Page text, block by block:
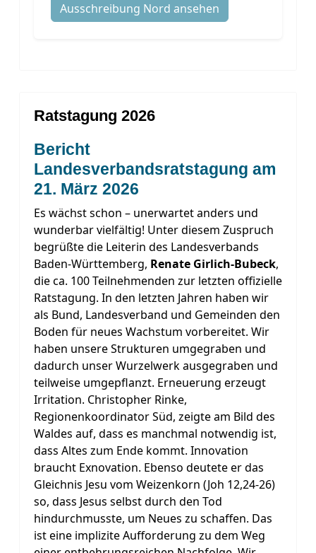
Ausschreibung Nord ansehen
Ratstagung 2026
Bericht
Landesverbandsratstagung am
21. März 2026
Es wächst schon – unerwartet anders und
wunderbar vielfältig! Unter diesem Zuspruch
begrüßte die Leiterin des Landesverbands
Baden-Württemberg, Renate Girlich-Bubeck,
die ca. 100 Teilnehmenden zur letzten offizielle
Ratstagung. In den letzten Jahren haben wir
als Bund, Landesverband und Gemeinden den
Boden für neues Wachstum vorbereitet. Wir
haben unsere Strukturen umgegraben und
dadurch unser Wurzelwerk ausgegraben und
teilweise umgepflanzt. Erneuerung erzeugt
Irritation. Christopher Rinke,
Regionenkoordinator Süd, zeigte am Bild des
Waldes auf, dass es manchmal notwendig ist,
dass Altes zum Ende kommt. Innovation
braucht Exnovation. Ebenso deutete er das
Gleichnis Jesu vom Weizenkorn (Joh 12,24-26)
so, dass Jesus selbst durch den Tod
hindurchmusste, um Neues zu schaffen. Das
ist eine implizite Aufforderung zu dem Weg